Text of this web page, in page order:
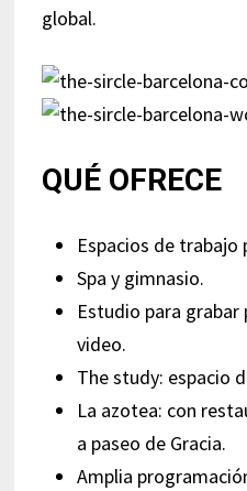
global.
QUÉ OFRECE
Espacios de trabajo
Spa y gimnasio.
Estudio para
video.
The study: espacio
La azotea: con
a paseo de Gracia.
Amplia